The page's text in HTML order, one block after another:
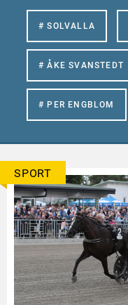
# SOLVALLA
# ÅKE SVANSTEDT
# PER ENGBLOM
SPORT